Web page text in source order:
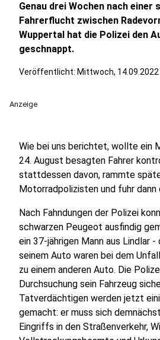
Genau drei Wochen nach einer
Fahrerflucht zwischen
Wuppertal hat die Polizei den
geschnappt.
Veröffentlicht: Mittwoch, 14.09.2022
Anzeige
Wie bei uns berichtet, wollte ein
24. August besagten Fahrer
stattdessen davon, rammte
Motorradpolizisten und fuhr dann
Nach Fahndungen der Polizei
schwarzen Peugeot ausfindig
ein 37-jährigen Mann aus Lindlar -
seinem Auto waren bei dem
zu einem anderen Auto. Die
Durchsuchung sein Fahrzeug
Tatverdächtigen werden jetzt
gemacht: er muss sich
Eingriffs in den Straßenverkehr,